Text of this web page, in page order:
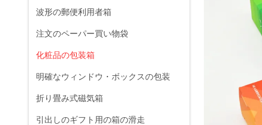
波形の郵便利用者箱
注文のペーパー買い物袋
化粧品の包装箱
明確なウィンドウ・ボックスの包装
折り畳み式磁気箱
引出しのギフト用の箱の滑走